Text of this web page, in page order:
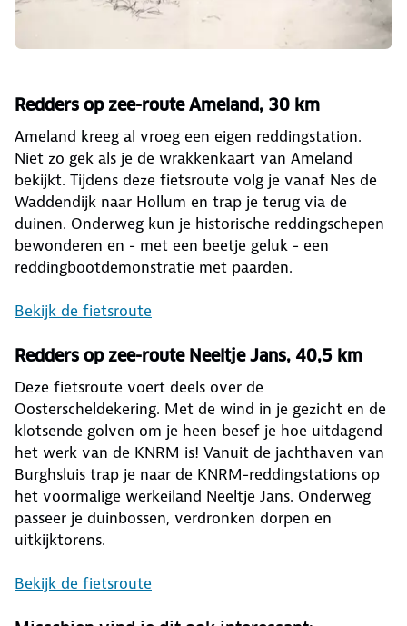
Redders op zee-route Ameland, 30 km
Ameland kreeg al vroeg een eigen reddingstation.
Niet zo gek als je de wrakkenkaart van Ameland
bekijkt. Tijdens deze fietsroute volg je vanaf Nes de
Waddendijk naar Hollum en trap je terug via de
duinen. Onderweg kun je historische reddingschepen
bewonderen en - met een beetje geluk - een
reddingbootdemonstratie met paarden.
Bekijk de fietsroute
Redders op zee-route Neeltje Jans, 40,5 km
Deze fietsroute voert deels over de
Oosterscheldekering. Met de wind in je gezicht en de
klotsende golven om je heen besef je hoe uitdagend
het werk van de KNRM is! Vanuit de jachthaven van
Burghsluis trap je naar de KNRM-reddingstations op
het voormalige werkeiland Neeltje Jans. Onderweg
passeer je duinbossen, verdronken dorpen en
uitkijktorens.
Bekijk de fietsroute